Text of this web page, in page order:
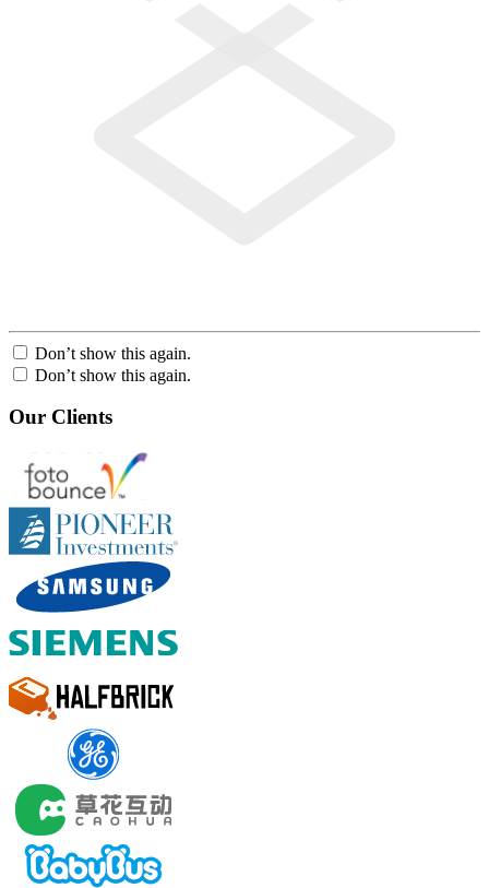
Don’t show this again.
Don’t show this again.
Our Clients